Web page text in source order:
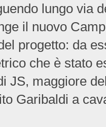
lungo via
il nuovo
progetto: da
che è stato
JS, maggiore
Garibaldi a